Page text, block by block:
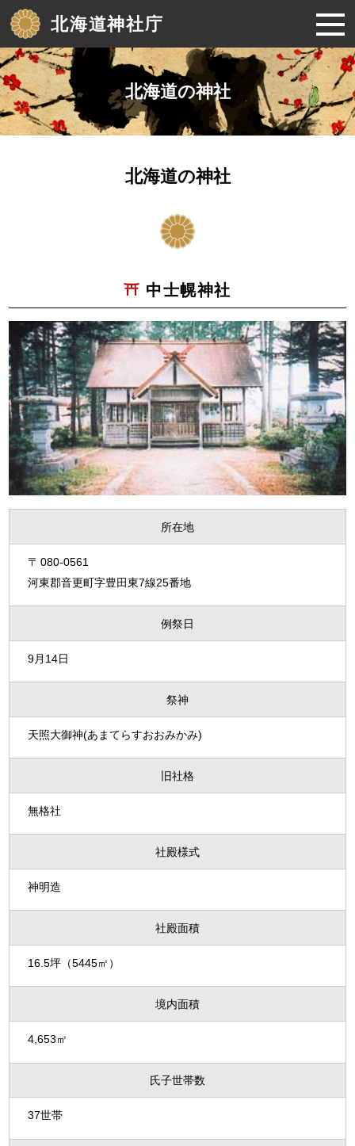
北海道神社庁
北海道の神社
北海道の神社
中士幌神社
所在地
080-0561
河東郡音更町字豊田東7線25番地
例祭日
9月14日
祭神
天照大御神(あまてらすおおみかみ)
旧社格
無格社
社殿様式
神明造
社殿面積
16.5坪（5445㎡）
境内面積
4,653㎡
氏子世帯数
37世帯